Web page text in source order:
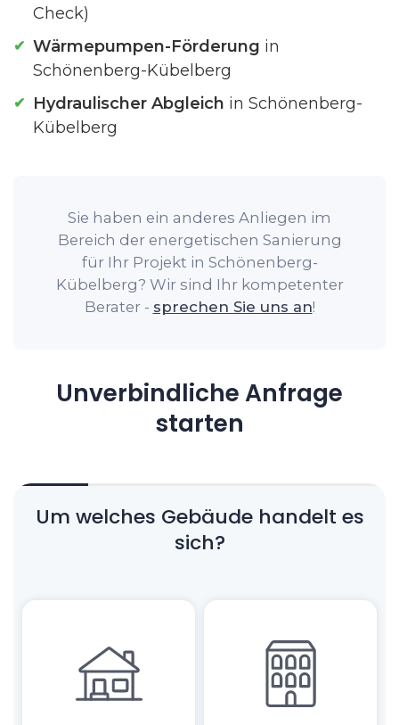
Check)
Wärmepumpen-Förderung in
Schönenberg-Kübelberg
Hydraulischer Abgleich in Schönenberg-
Kübelberg
Sie haben ein anderes Anliegen im
Bereich der energetischen Sanierung
für Ihr Projekt in Schönenberg-
Kübelberg? Wir sind Ihr kompetenter
Berater - sprechen Sie uns an!
Unverbindliche Anfrage
starten